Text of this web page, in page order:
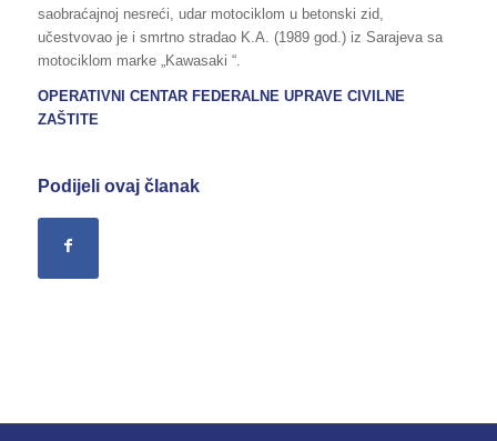
saobraćajnoj nesreći, udar motociklom u betonski zid,
učestvovao je i smrtno stradao K.A. (1989 god.) iz Sarajeva sa
motociklom marke „Kawasaki “.
OPERATIVNI CENTAR FEDERALNE UPRAVE CIVILNE
ZAŠTITE
Podijeli ovaj članak